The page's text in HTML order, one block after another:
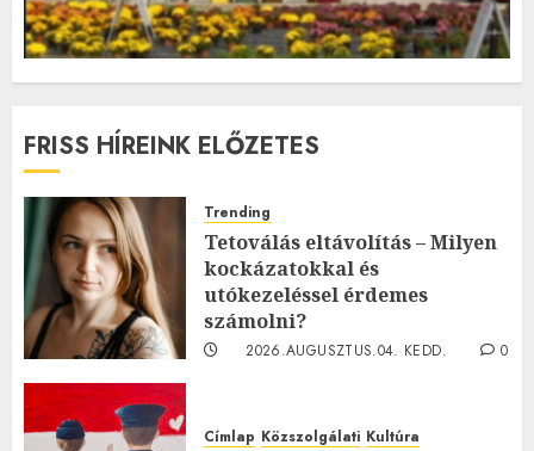
FRISS HÍREINK ELŐZETES
Trending
Tetoválás eltávolítás – Milyen
kockázatokkal és
utókezeléssel érdemes
számolni?
2026.AUGUSZTUS.04. KEDD.
0
Címlap Közszolgálati Kultúra